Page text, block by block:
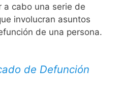
a cabo una serie de
involucran asuntos
de una persona.
de Defunción